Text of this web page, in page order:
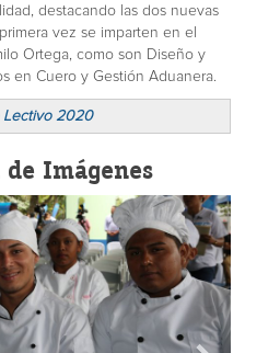
destacando las dos nuevas
vez se imparten en el
Ortega, como son Diseño y
en Cuero y Gestión Aduanera.
Lectivo 2020
Imágenes